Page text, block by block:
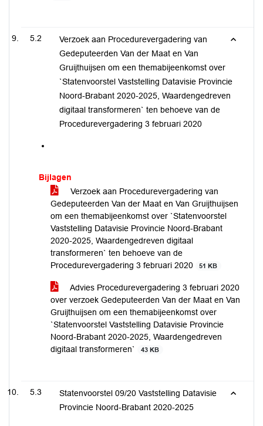
5.2
Verzoek aan Procedurevergadering van
Gedeputeerden Van der Maat en Van
Gruijthuijsen om een themabijeenkomst over
`Statenvoorstel Vaststelling Datavisie Provincie
Noord-Brabant 2020-2025, Waardengedreven
digitaal transformeren` ten behoeve van de
Procedurevergadering 3 februari 2020
Bijlagen
Verzoek aan Procedurevergadering van
Gedeputeerden Van der Maat en Van Gruijthuijsen
om een themabijeenkomst over `Statenvoorstel
Vaststelling Datavisie Provincie Noord-Brabant
2020-2025, Waardengedreven digitaal
transformeren` ten behoeve van de
Procedurevergadering 3 februari 2020
51 KB
Advies Procedurevergadering 3 februari 2020
over verzoek Gedeputeerden Van der Maat en Van
Gruijthuijsen om een themabijeenkomst over
`Statenvoorstel Vaststelling Datavisie Provincie
Noord-Brabant 2020-2025, Waardengedreven
digitaal transformeren`
43 KB
5.3
Statenvoorstel 09/20 Vaststelling Datavisie
Provincie Noord-Brabant 2020-2025